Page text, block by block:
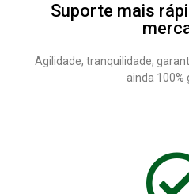
Suporte mais
Agilidade, tranquilidade,
ainda 100%